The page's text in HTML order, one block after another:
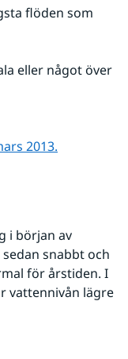
flöden som
2013.
i början av
snabbt och
för årstiden. I
vattennivån lägre